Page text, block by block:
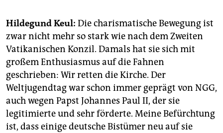
Hildegund Keul: Die charismatische Bewegung ist
zwar nicht mehr so stark wie nach dem Zweiten
Vatikanischen Konzil. Damals hat sie sich mit
großem Enthusiasmus auf die Fahnen
geschrieben: Wir retten die Kirche. Der
Weltjugendtag war schon immer geprägt von NGG,
auch wegen Papst Johannes Paul II, der sie
legitimierte und sehr förderte. Meine Befürchtung
ist, dass einige deutsche Bistümer neu auf sie